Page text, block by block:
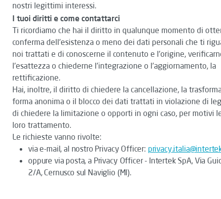
nostri legittimi interessi.
I tuoi diritti e come contattarci
Ti ricordiamo che hai il diritto in qualunque momento di
conferma dell'esistenza o meno dei dati personali che ti
noi trattati e di conoscerne il contenuto e l'origine,
l'esattezza o chiederne l'integrazione o l'aggiornamento, la
rettificazione.
Hai, inoltre, il diritto di chiedere la cancellazione, la
forma anonima o il blocco dei dati trattati in violazione di
di chiedere la limitazione o opporti in ogni caso, per motivi
loro trattamento.
Le richieste vanno rivolte:
via e-mail, al nostro Privacy Officer:
oppure via posta, a Privacy Officer - Intertek SpA, Via
2/A, Cernusco sul Naviglio (MI).